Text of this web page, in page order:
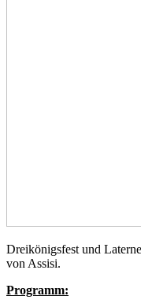
Dreikönigsfest und
von Assisi.
Programm: